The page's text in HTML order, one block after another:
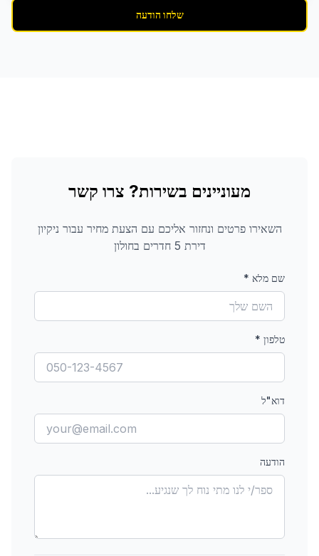
שלחו הודעה
מעוניינים בשירות? צרו קשר
השאירו פרטים ונחזור אליכם עם הצעת מחיר עבור ניקיון
דירת 5 חדרים
בחולון
שם מלא *
טלפון *
דוא"ל
הודעה